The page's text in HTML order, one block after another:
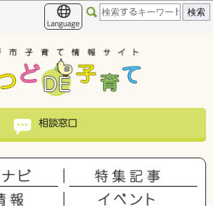
このページの本文へ移動
Language
相談窓口